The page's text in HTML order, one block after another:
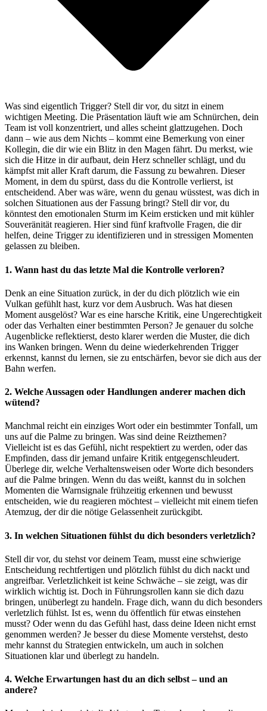
Was sind eigentlich Trigger? Stell dir vor, du sitzt in einem
wichtigen Meeting. Die Präsentation läuft wie am Schnürchen, dein
Team ist voll konzentriert, und alles scheint glattzugehen. Doch
dann – wie aus dem Nichts – kommt eine Bemerkung von einer
Kollegin, die dir wie ein Blitz in den Magen fährt. Du merkst, wie
sich die Hitze in dir aufbaut, dein Herz schneller schlägt, und du
kämpfst mit aller Kraft darum, die Fassung zu bewahren. Dieser
Moment, in dem du spürst, dass du die Kontrolle verlierst, ist
entscheidend. Aber was wäre, wenn du genau wüsstest, was dich in
solchen Situationen aus der Fassung bringt? Stell dir vor, du
könntest den emotionalen Sturm im Keim ersticken und mit kühler
Souveränität reagieren. Hier sind fünf kraftvolle Fragen, die dir
helfen, deine Trigger zu identifizieren und in stressigen Momenten
gelassen zu bleiben.
1. Wann hast du das letzte Mal die Kontrolle verloren?
Denk an eine Situation zurück, in der du dich plötzlich wie ein
Vulkan gefühlt hast, kurz vor dem Ausbruch. Was hat diesen
Moment ausgelöst? War es eine harsche Kritik, eine Ungerechtigkeit
oder das Verhalten einer bestimmten Person? Je genauer du solche
Augenblicke reflektierst, desto klarer werden die Muster, die dich
ins Wanken bringen. Wenn du deine wiederkehrenden Trigger
erkennst, kannst du lernen, sie zu entschärfen, bevor sie dich aus der
Bahn werfen.
2. Welche Aussagen oder Handlungen anderer machen dich
wütend?
Manchmal reicht ein einziges Wort oder ein bestimmter Tonfall, um
uns auf die Palme zu bringen. Was sind deine Reizthemen?
Vielleicht ist es das Gefühl, nicht respektiert zu werden, oder das
Empfinden, dass dir jemand unfaire Kritik entgegenschleudert.
Überlege dir, welche Verhaltensweisen oder Worte dich besonders
auf die Palme bringen. Wenn du das weißt, kannst du in solchen
Momenten die Warnsignale frühzeitig erkennen und bewusst
entscheiden, wie du reagieren möchtest – vielleicht mit einem tiefen
Atemzug, der dir die nötige Gelassenheit zurückgibt.
3. In welchen Situationen fühlst du dich besonders verletzlich?
Stell dir vor, du stehst vor deinem Team, musst eine schwierige
Entscheidung rechtfertigen und plötzlich fühlst du dich nackt und
angreifbar. Verletzlichkeit ist keine Schwäche – sie zeigt, was dir
wirklich wichtig ist. Doch in Führungsrollen kann sie dich dazu
bringen, unüberlegt zu handeln. Frage dich, wann du dich besonders
verletzlich fühlst. Ist es, wenn du öffentlich für etwas einstehen
musst? Oder wenn du das Gefühl hast, dass deine Ideen nicht ernst
genommen werden? Je besser du diese Momente verstehst, desto
mehr kannst du Strategien entwickeln, um auch in solchen
Situationen klar und überlegt zu handeln.
4. Welche Erwartungen hast du an dich selbst – und an
andere?